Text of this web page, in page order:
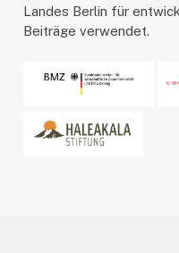
Landes Berlin für
Beiträge verwendet.